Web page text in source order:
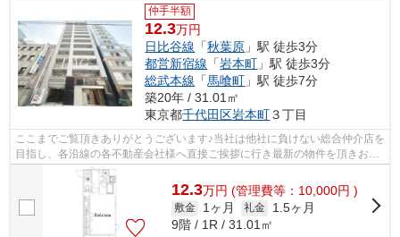
仲手半額
12.3万円
日比谷線 「秋葉原 」駅 徒歩3分
都営新宿線 「岩本町 」駅 徒歩3分
総武本線 「馬喰町 」駅 徒歩7分
築20年 / 31.01㎡
東京都千代田区岩本町３丁目
ここまでご覧頂きありがとうございます♪当社は他社に負けない総合仲介店を
目指し、各沿線の各不動産会社様へ直接ご挨拶に行き最新の物件を頂きお客
様へ提供しております！最新の情報は...
12.3万円 (管理費等：10,000円 )
敷金 1ヶ月 礼金
1.5ヶ月
9階 / 1R / 31.01㎡